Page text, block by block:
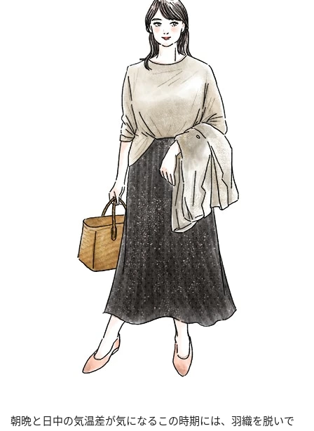
朝晩と日中の気温差が気になるこの時期には、羽織を脱いで